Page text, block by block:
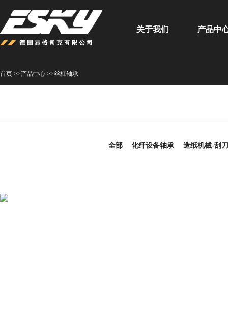
关于我们 产品中
首页 >>产品中心 >>丝杠轴承
全部 化纤设备轴承 造纸机械-刮